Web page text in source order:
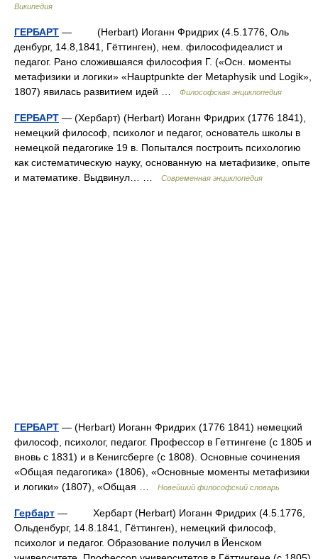
Википедия
ГЕРБАРТ — (Herbart) Иоганн Фридрих (4.5.1776, Оль
денбург, 14.8,1841, Гёттинген), нем. философидеалист и
педагог. Рано сложившаяся философия Г. («Осн. моменты
метафизики и логики» «Hauptpunkte der Metaphysik und Logik»,
1807) явилась развитием идей …
Философская энциклопедия
ГЕРБАРТ — (Хербарт) (Herbart) Иоганн Фридрих (1776 1841),
немецкий философ, психолог и педагог, основатель школы в
немецкой педагогике 19 в. Попытался построить психологию
как систематическую науку, основанную на метафизике, опыте
и математике. Выдвинул… …
Современная энциклопедия
ГЕРБАРТ — (Herbart) Иоганн Фридрих (1776 1841) немецкий
философ, психолог, педагог. Профессор в Геттингене (с 1805 и
вновь с 1831) и в Кенигсберге (с 1808). Основные сочинения
«Общая педагогика» (1806), «Основные моменты метафизики
и логики» (1807), «Общая …
Новейший философский словарь
Гербарт — Хербарт (Herbart) Иоганн Фридрих (4.5.1776,
Ольденбург, 14.8.1841, Гёттинген), немецкий философ,
психолог и педагог. Образование получил в Йенском